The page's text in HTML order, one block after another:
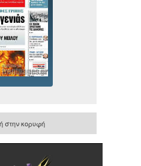
στην κορυφή